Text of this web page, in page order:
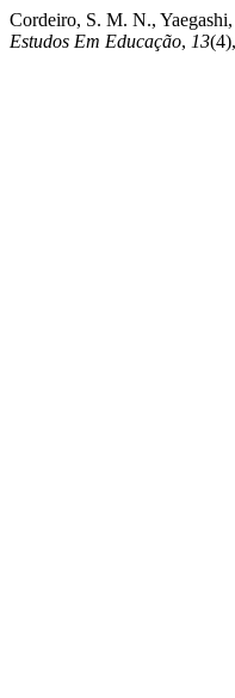
Cordeiro, S. M. N.,
Estudos Em Educação, 13